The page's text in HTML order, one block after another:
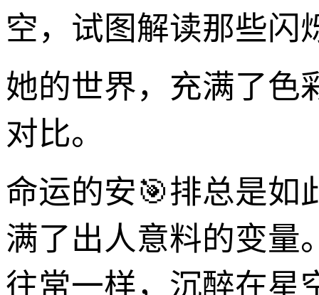
空，试图解读那些闪
她的世界，充满了色
对比。
命运的安🎯排总是如
满了出人意料的变量
往常一样，沉醉在星